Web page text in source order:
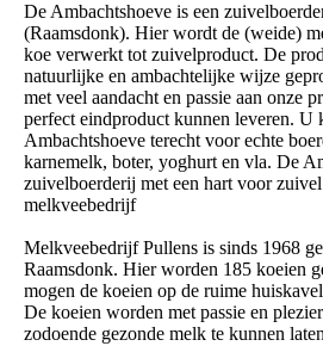
De Ambachtshoeve is een
(Raamsdonk). Hier wordt de (weide)
koe verwerkt tot zuivelproduct. De
natuurlijke en ambachtelijke wijze
met veel aandacht en passie aan onze
perfect eindproduct kunnen leveren. U
Ambachtshoeve terecht voor echte
karnemelk, boter, yoghurt en vla. De
zuivelboerderij met een hart voor
melkveebedrijf
Melkveebedrijf Pullens is sinds 1968
Raamsdonk. Hier worden 185 koeien
mogen de koeien op de ruime
De koeien worden met passie en
zodoende gezonde melk te kunnen